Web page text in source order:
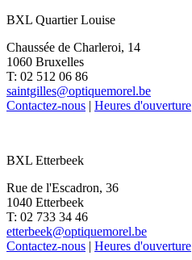
BXL Quartier Louise
Chaussée de Charleroi, 14
1060 Bruxelles
T: 02 512 06 86
saintgilles@optiquemorel.be
Contactez-nous | Heures d'ouverture
BXL Etterbeek
Rue de l'Escadron, 36
1040 Etterbeek
T: 02 733 34 46
etterbeek@optiquemorel.be
Contactez-nous | Heures d'ouverture